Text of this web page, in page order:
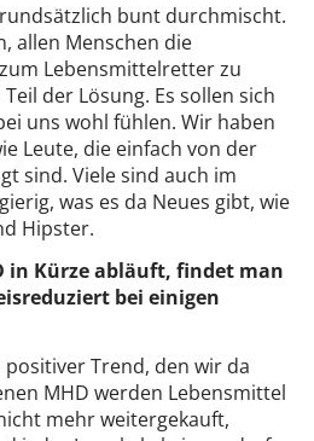
bunt durchmischt.
allen Menschen die
Lebensmittelretter zu
der Lösung. Es sollen sich
uns wohl fühlen. Wir haben
Leute, die einfach von der
sind. Viele sind auch im
was es da Neues gibt, wie
Hipster.
in Kürze abläuft, findet man
bei einigen
positiver Trend, den wir da
MHD werden Lebensmittel
mehr weitergekauft,